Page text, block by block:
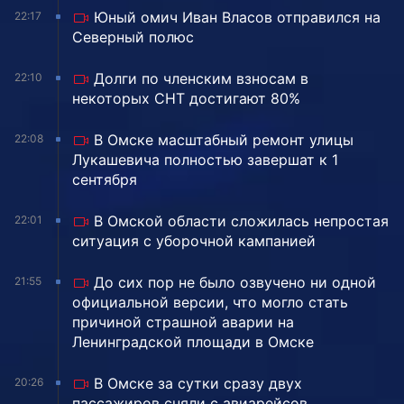
22:17
Юный омич Иван Власов отправился на
Северный полюс
22:10
Долги по членским взносам в
некоторых СНТ достигают 80%
22:08
В Омске масштабный ремонт улицы
Лукашевича полностью завершат к 1
сентября
22:01
В Омской области сложилась непростая
ситуация с уборочной кампанией
21:55
До сих пор не было озвучено ни одной
официальной версии, что могло стать
причиной страшной аварии на
Ленинградской площади в Омске
20:26
В Омске за сутки сразу двух